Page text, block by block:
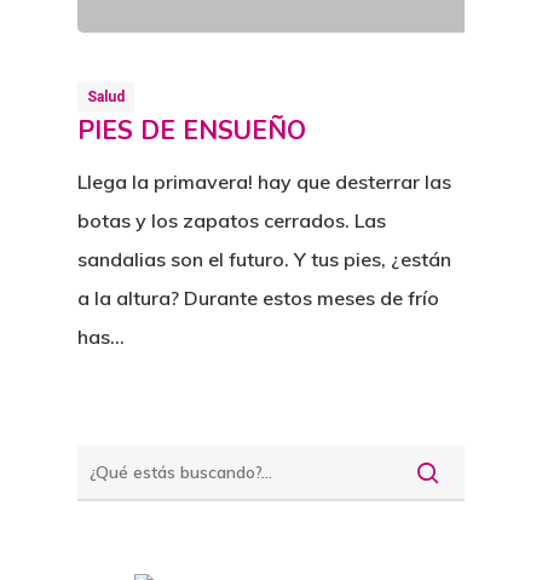
Salud
PIES DE ENSUEÑO
Llega la primavera! hay que desterrar las
botas y los zapatos cerrados. Las
sandalias son el futuro. Y tus pies, ¿están
a la altura? Durante estos meses de frío
has…